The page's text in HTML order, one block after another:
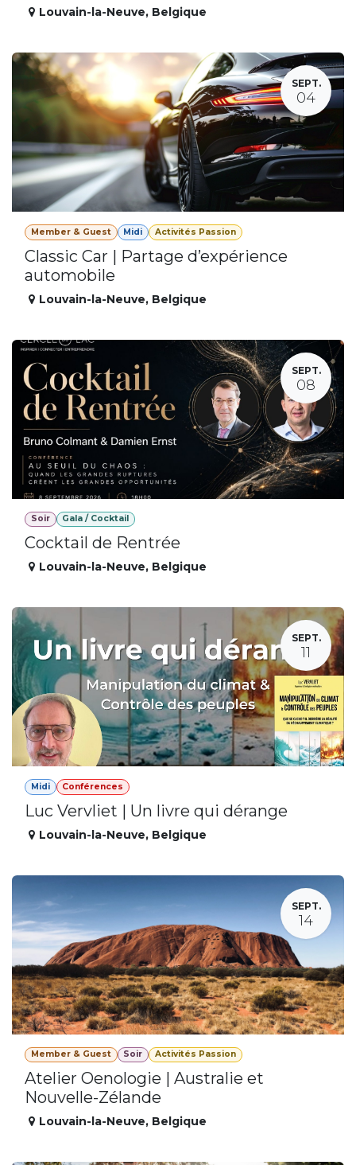
Louvain-la-Neuve, Belgique
SEPT.
04
Member & Guest Midi Activités Passion
Classic Car | Partage d’expérience
automobile
Louvain-la-Neuve, Belgique
SEPT.
08
Soir Gala / Cocktail
Cocktail de Rentrée
Louvain-la-Neuve, Belgique
SEPT.
11
Midi Conférences
Luc Vervliet | Un livre qui dérange
Louvain-la-Neuve, Belgique
SEPT.
14
Member & Guest Soir Activités Passion
Atelier Oenologie | Australie et
Nouvelle-Zélande
Louvain-la-Neuve, Belgique